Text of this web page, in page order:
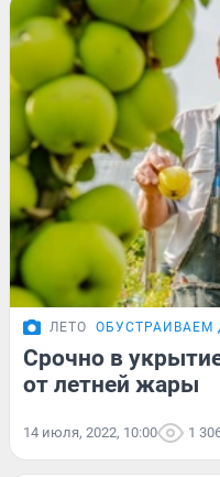
ЛЕТО ОБУСТРАИВАЕМ
Срочно в
от летней жары
14 июля, 2022, 10:00 1